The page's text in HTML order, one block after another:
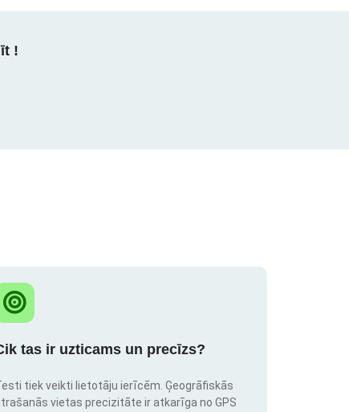
!
tas ir uzticams un precīzs?
tiek veikti lietotāju ierīcēm. Ģeogrāfiskās
vietas precizitāte ir atkarīga no GPS